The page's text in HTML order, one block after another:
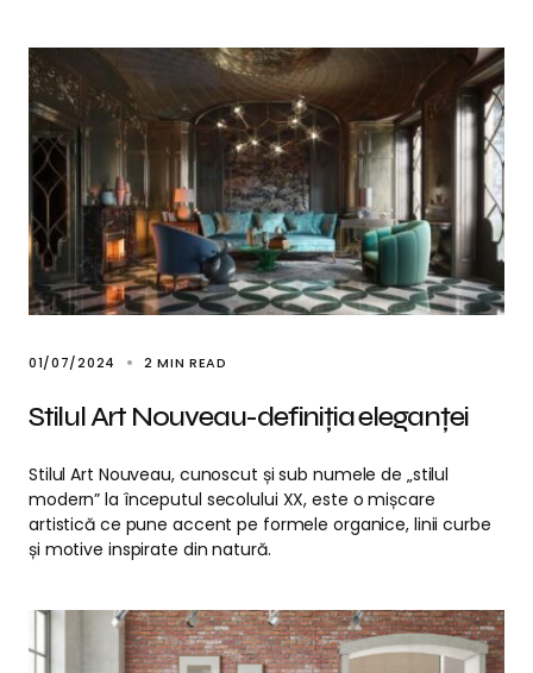
01/07/2024 2 MIN READ
Stilul Art Nouveau-definiția eleganței
Stilul Art Nouveau, cunoscut și sub numele de „stilul
modern” la începutul secolului XX, este o mișcare
artistică ce pune accent pe formele organice, linii curbe
și motive inspirate din natură.